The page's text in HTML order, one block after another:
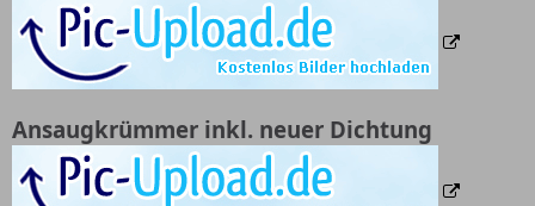
Ansaugkrümmer inkl. neuer Dichtung